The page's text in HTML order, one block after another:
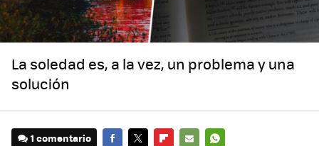
La soledad es, a la vez, un problema y una
solución
1 comentario